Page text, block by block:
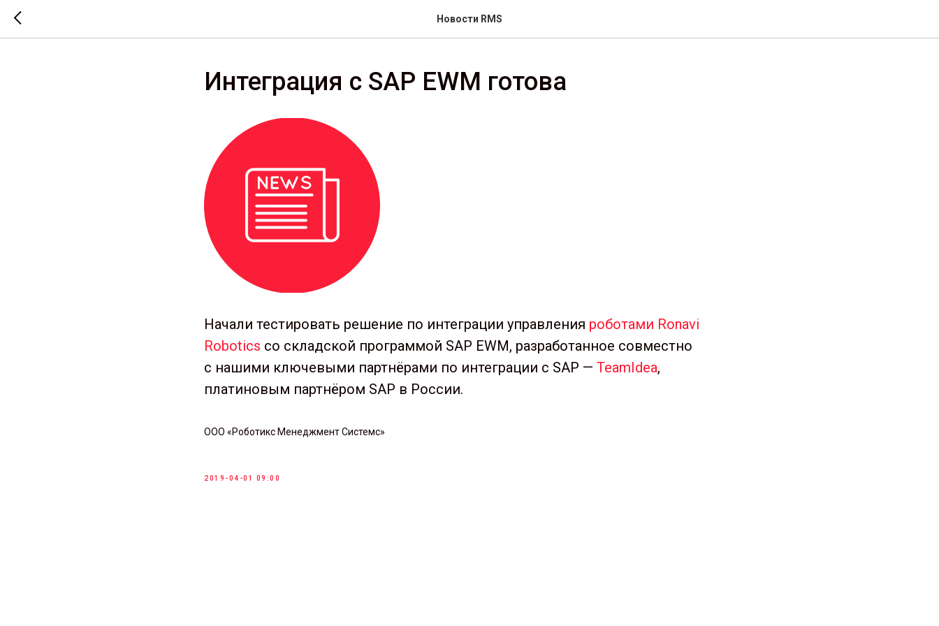
Новости RMS
Интеграция с SAP EWM готова
Начали тестировать решение по интеграции управления роботами Ronavi
Robotics со складской программой SAP EWM, разработанное совместно
с нашими ключевыми партнёрами по интеграции с SAP — TeamIdea,
платиновым партнёром SAP в России.
ООО «Роботикс Менеджмент Системс»
2019-04-01 09:00